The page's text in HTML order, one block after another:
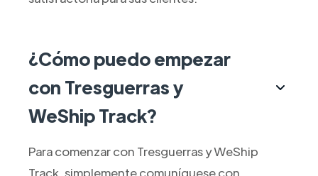
¿Cómo puedo empezar
con Tresguerras y
WeShip Track?
Para comenzar con Tresguerras y WeShip
Track, simplemente comuníquese con